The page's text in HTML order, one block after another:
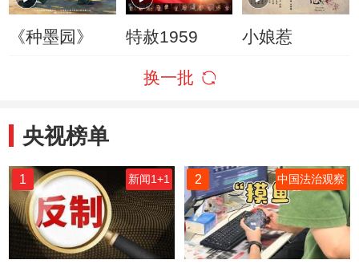
《种墨园》 特赦1959 小娘惹
换一批
央视榜单
1 新闻1+1 2 中国法治观察